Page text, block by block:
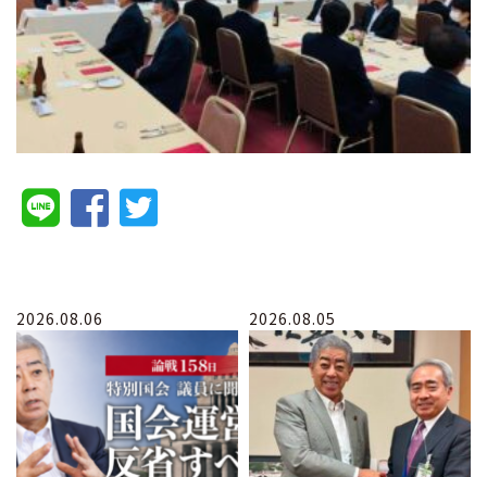
2026.08.06 2026.08.05